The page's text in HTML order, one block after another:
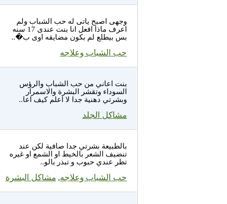
وجهى اصبح ياتى له حب الشباب ولم
اعرف ماذا افعل انا بنت عندى 17 سنه
بس بيطلع لم بكون مضايقه اوى ب�..
حب الشباب وعلاجه
بنت اعاني من حب الشباب والرؤس
السوداء وتقشر البشرة والاسمرار
وبشرتي دهنية جدا لا اعلم كيف اعا..
مشاكل الجلد
بالطبيعة بشرتي جدا صافية لكن عند
تنضيف الشعر بالخيط او الشمع او غيره
تظر عندي حبوب و تبذر بالو..
حب الشباب وعلاجه, مشاكل البشرة